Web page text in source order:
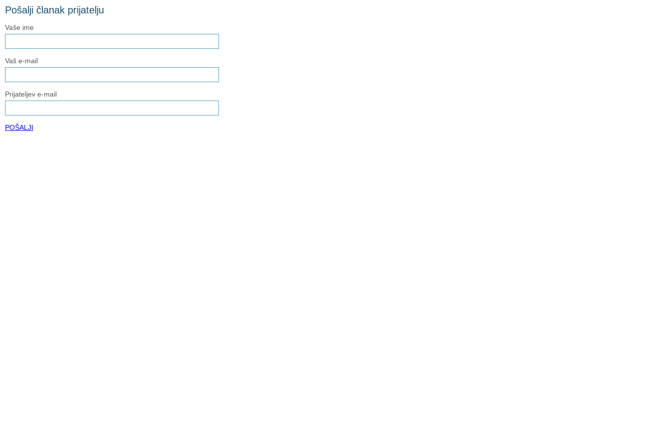
Pošalji članak prijatelju
Vaše ime
Vaš e-mail
Prijateljev e-mail
POŠALJI